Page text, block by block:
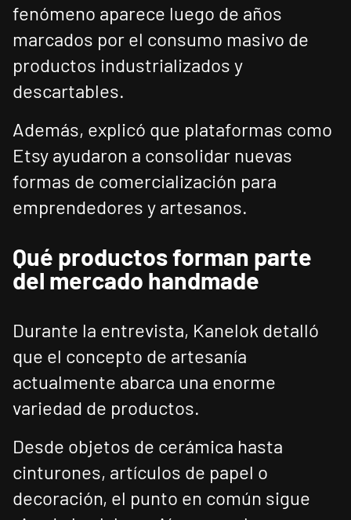
fenómeno aparece luego de años
marcados por el consumo masivo de
productos industrializados y
descartables.
Además, explicó que plataformas como
Etsy ayudaron a consolidar nuevas
formas de comercialización para
emprendedores y artesanos.
Qué productos forman parte
del mercado handmade
Durante la entrevista, Kanelok detalló
que el concepto de artesanía
actualmente abarca una enorme
variedad de productos.
Desde objetos de cerámica hasta
cinturones, artículos de papel o
decoración, el punto en común sigue